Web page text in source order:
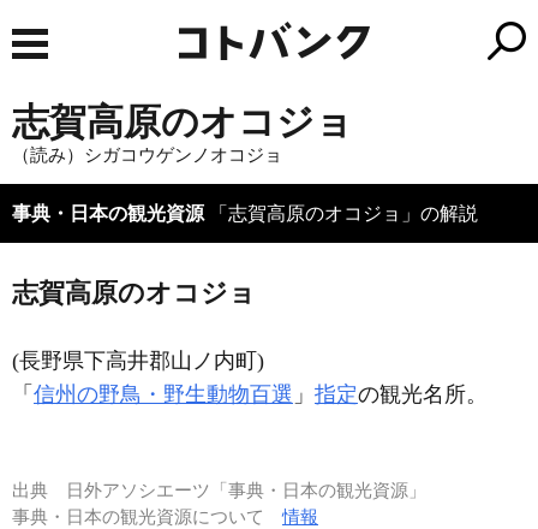
志賀高原のオコジョ
（読み）シガコウゲンノオコジョ
事典・日本の観光資源 「志賀高原のオコジョ」の解説
志賀高原のオコジョ
(長野県下高井郡山ノ内町)
「 信州の野鳥・野生動物百選 」 指定の観光名所。
出典
日外アソシエーツ「事典・日本の観光資源」
事典・日本の観光資源について情報